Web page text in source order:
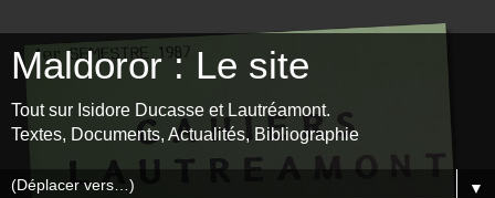
Maldoror : Le site
Tout sur Isidore Ducasse et Lautréamont.
Textes, Documents, Actualités, Bibliographie
▼